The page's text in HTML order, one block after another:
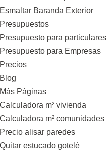
Esmaltar Baranda Exterior
Presupuestos
Presupuesto para particulares
Presupuesto para Empresas
Precios
Blog
Más Páginas
Calculadora m² vivienda
Calculadora m² comunidades
Precio alisar paredes
Quitar estucado gotelé